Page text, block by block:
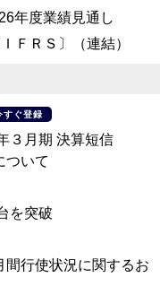
年度業績見通し
ＦＲＳ〕（連結）
すぐ登録
３月期 決算短信
ついて
を突破
行使状況に関するお